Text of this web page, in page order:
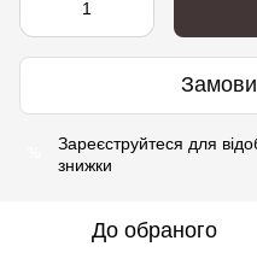
Зареєструйтеся для
знижки
До обраного